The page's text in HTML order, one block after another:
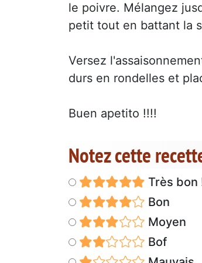
le poivre. Mélangez
petit tout en battant la
Versez
durs en rondelles et
Buen apetito !!!!
Notez cette
Très bon
Bon
Moyen
Bof